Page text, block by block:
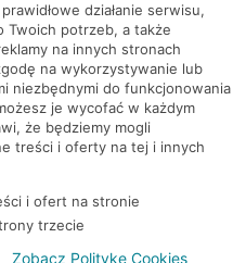
działanie serwisu,
Twoich potrzeb, a także
na innych stronach
na wykorzystywanie lub
niezbędnymi do funkcjonowania
je wycofać w każdym
że będziemy mogli
treści i oferty na tej i innych
i ofert na stronie
trzecie
Zobacz Politykę Cookies